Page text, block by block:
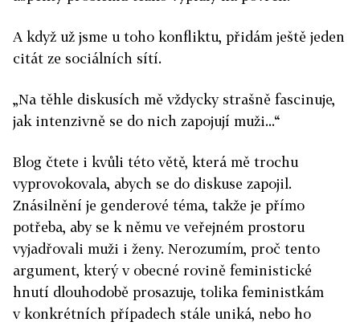
A když už jsme u toho konfliktu, přidám ještě jeden
citát ze sociálních sítí.
„Na těhle diskusích mě vždycky strašně fascinuje,
jak intenzivně se do nich zapojují muži...“
Blog čtete i kvůli této větě, která mě trochu
vyprovokovala, abych se do diskuse zapojil.
Znásilnění je genderové téma, takže je přímo
potřeba, aby se k němu ve veřejném prostoru
vyjadřovali muži i ženy. Nerozumím, proč tento
argument, který v obecné rovině feministické
hnutí dlouhodobě prosazuje, tolika feministkám
v konkrétních případech stále uniká, nebo ho